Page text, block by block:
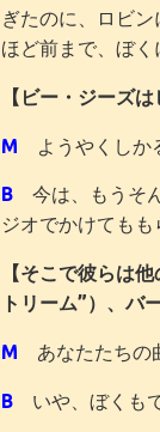
ぎたのに、ロビ
ほど前まで、ぼく
【ビー・ジーズ
M ようやくしか
B 今は、もうそ
ジオでかけてもも
【そこで彼らは
トリーム”）、バ
M あなたたちの
B いや、ぼくも